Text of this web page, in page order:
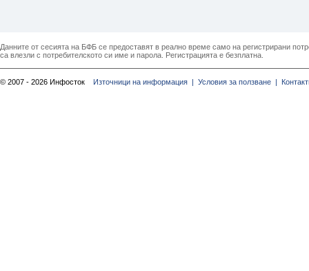
Данните от сесията на БФБ се предоставят в реално време само на регистрирани
са влезли с потребителското си име и парола. Регистрацията е безплатна.
© 2007 - 2026 Инфосток Източници на информация | Условия за ползване |